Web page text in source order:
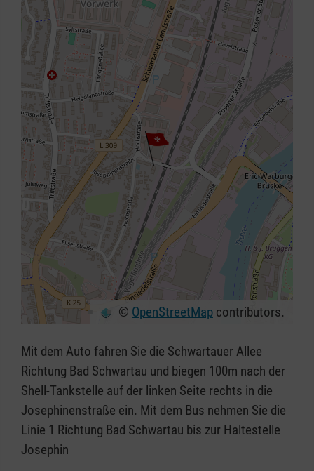
⇧
© OpenStreetMap contributors.
Mit dem Auto fahren Sie die Schwartauer Allee
Richtung Bad Schwartau und biegen 100m nach der
Shell-Tankstelle auf der linken Seite rechts in die
Josephinenstraße ein. Mit dem Bus nehmen Sie die
Linie 1 Richtung Bad Schwartau bis zur Haltestelle
Josephin